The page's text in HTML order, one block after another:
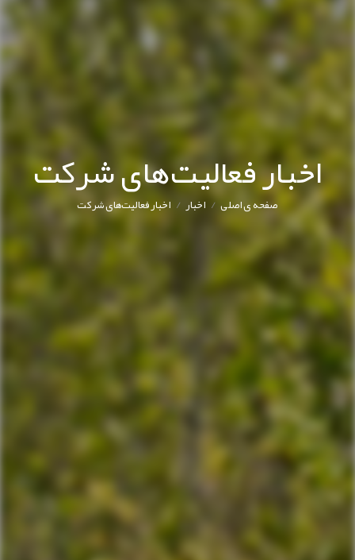
اخبار فعالیت‌های شرکت
صفحه ی اصلی/ اخبار/ اخبار فعالیت‌های شرکت